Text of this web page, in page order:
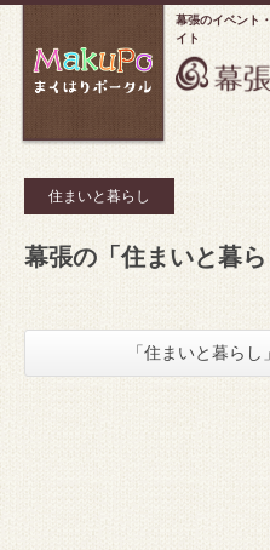
幕張のイベント
イト
住まいと暮らし
幕張の「住まいと暮
「住まいと暮ら